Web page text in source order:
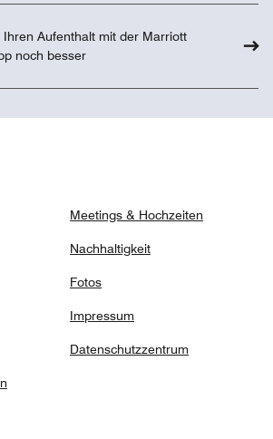
Ihren Aufenthalt mit der Marriott
noch besser
Meetings & Hochzeiten
Nachhaltigkeit
Fotos
Impressum
Datenschutzzentrum